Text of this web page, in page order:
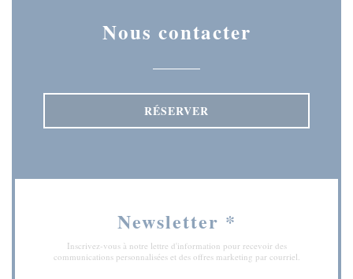
Nous contacter
RÉSERVER
Newsletter *
Inscrivez-vous à notre lettre d'information pour recevoir des
communications personnalisées et des offres marketing par courriel.